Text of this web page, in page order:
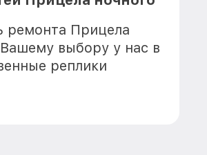
ремонта Прицела
выбору у нас в
реплики